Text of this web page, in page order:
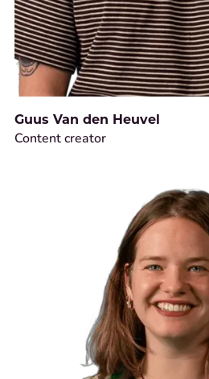
Guus Van den Heuvel
Content creator